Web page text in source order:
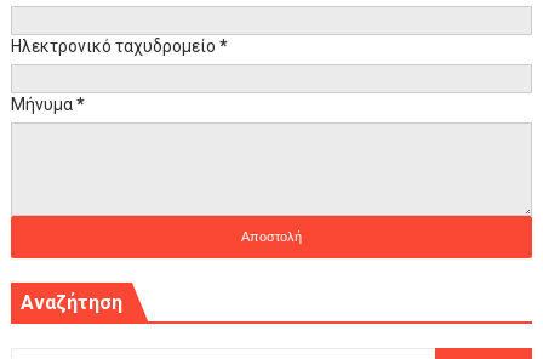
Ηλεκτρονικό ταχυδρομείο *
Μήνυμα*
Αναζήτηση